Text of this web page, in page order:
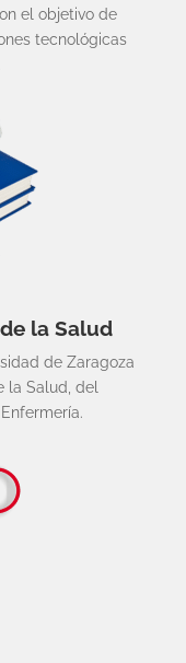
el objetivo de
tecnológicas
la Salud
de Zaragoza
la Salud, del